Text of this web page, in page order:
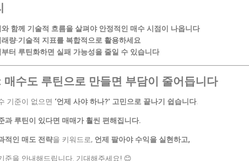
함께 기술적 흐름을 살펴야 안정적인 매수 시점이 나옵니다
래량·기술적 지표를 복합적으로 활용하세요
터 루틴화하면 실패 가능성을 줄일 수 있습니다
매수도 루틴으로 만들면 부담이 줄어듭니다
기준이 없으면 ‘언제 사야 하나?’ 고민으로 끝나기 쉽습니다.
과 루틴이 있다면 매매가 훨씬 편해집니다.
적인 매도 전략을 키워드로, 언제 팔아야 수익을 실현하고,
준을 안내해드립니다. 기대해주세요! 😊